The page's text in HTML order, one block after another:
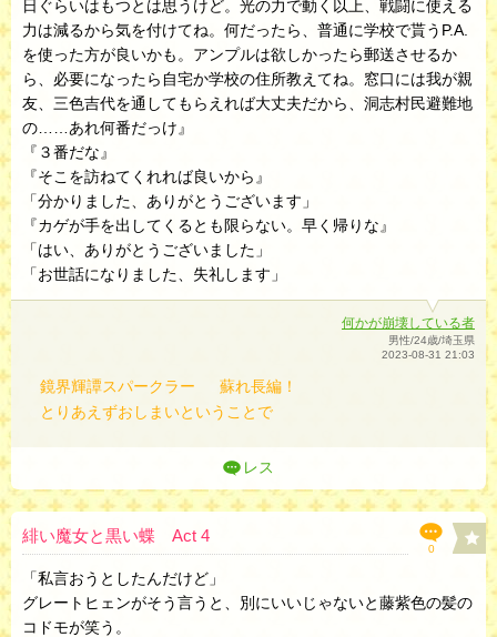
日ぐらいはもつとは思うけど。光の力で動く以上、戦闘に使える
力は減るから気を付けてね。何だったら、普通に学校で貰うP.A.
を使った方が良いかも。アンプルは欲しかったら郵送させるか
ら、必要になったら自宅か学校の住所教えてね。窓口には我が親
友、三色吉代を通してもらえれば大丈夫だから、洞志村民避難地
の……あれ何番だっけ』
『３番だな』
『そこを訪ねてくれれば良いから』
「分かりました、ありがとうございます」
『カゲが手を出してくるとも限らない。早く帰りな』
「はい、ありがとうございました」
「お世話になりました、失礼します」
何かが崩壊している者
男性/24歳/埼玉県
2023-08-31 21:03
鏡界輝譚スパークラー
蘇れ長編！
とりあえずおしまいということで
レス
0
緋い魔女と黒い蝶 Act 4
「私言おうとしたんだけど」
グレートヒェンがそう言うと、別にいいじゃないと藤紫色の髪の
コドモが笑う。